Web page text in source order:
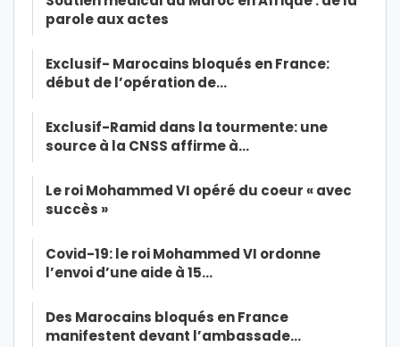
parole aux actes
Exclusif- Marocains bloqués en France:
début de l’opération de…
Exclusif-Ramid dans la tourmente: une
source à la CNSS affirme à…
Le roi Mohammed VI opéré du coeur « avec
succès »
Covid-19: le roi Mohammed VI ordonne
l’envoi d’une aide à 15…
Des Marocains bloqués en France
manifestent devant l’ambassade…